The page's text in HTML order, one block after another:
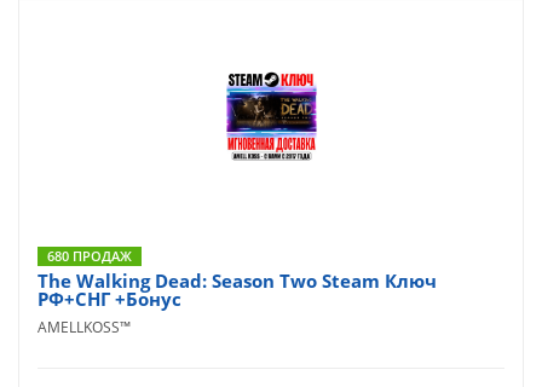
680 ПРОДАЖ
The Walking Dead: Season Two Steam Ключ
РФ+СНГ +Бонус
AMELLKOSS™